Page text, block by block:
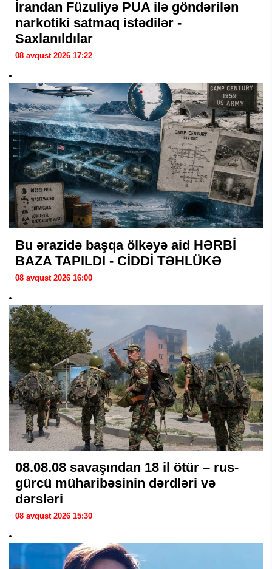
İrandan Füzuliyə PUA ilə göndərilən
narkotiki satmaq istədilər -
Saxlanıldılar
08 avqust 2026 17:22
Bu ərazidə başqa ölkəyə aid HƏRBİ
BAZA TAPILDI - CİDDİ TƏHLÜKƏ
08 avqust 2026 16:00
08.08.08 savaşından 18 il ötür – rus-
gürcü müharibəsinin dərdləri və
dərsləri
08 avqust 2026 15:30